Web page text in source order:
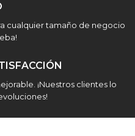
cualquier tamaño de negocio
¡Nuestros clientes lo